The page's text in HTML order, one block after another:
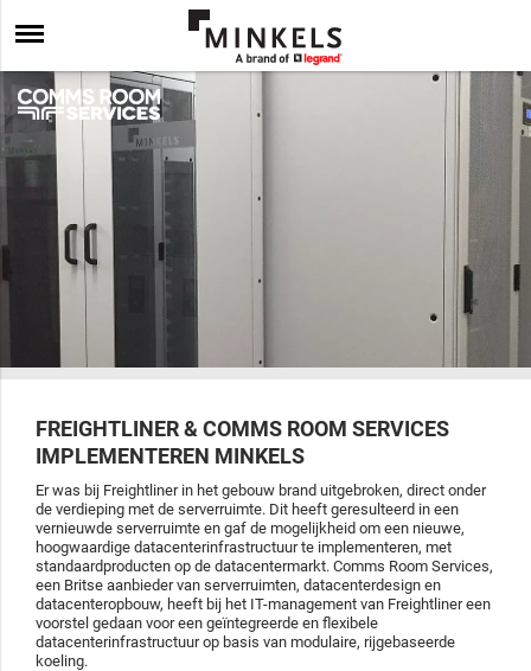
FREIGHTLINER & COMMS ROOM SERVICES
IMPLEMENTEREN MINKELS
Er was bij Freightliner in het gebouw brand uitgebroken, direct onder
de verdieping met de serverruimte. Dit heeft geresulteerd in een
vernieuwde serverruimte en gaf de mogelijkheid om een nieuwe,
hoogwaardige datacenterinfrastructuur te implementeren, met
standaardproducten op de datacentermarkt. Comms Room Services,
een Britse aanbieder van serverruimten, datacenterdesign en
datacenteropbouw, heeft bij het IT-management van Freightliner een
voorstel gedaan voor een geïntegreerde en flexibele
datacenterinfrastructuur op basis van modulaire, rijgebaseerde
koeling.